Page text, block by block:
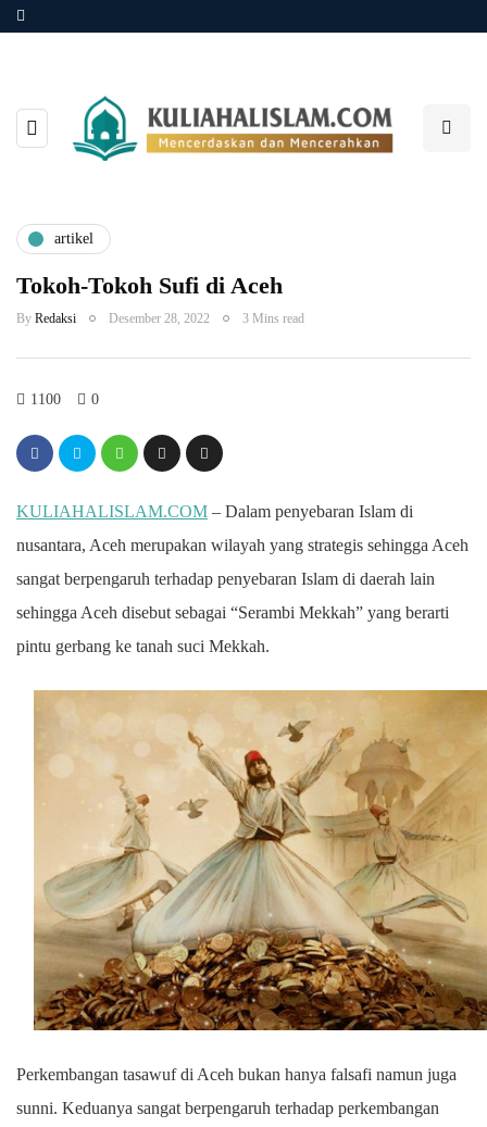
artikel
Tokoh-Tokoh Sufi di Aceh
By Redaksi Desember 28, 2022 3 Mins read
1100 0
KULIAHALISLAM.COM – Dalam penyebaran Islam di
nusantara, Aceh merupakan wilayah yang strategis sehingga Aceh
sangat berpengaruh terhadap penyebaran Islam di daerah lain
sehingga Aceh disebut sebagai “Serambi Mekkah” yang berarti
pintu gerbang ke tanah suci Mekkah.
Perkembangan tasawuf di Aceh bukan hanya falsafi namun juga
sunni. Keduanya sangat berpengaruh terhadap perkembangan